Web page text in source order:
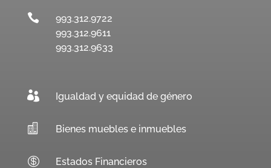

993.312.9722
993.312.9611
993.312.9633
 Igualdad y equidad de género
 Bienes muebles e inmuebles
 Estados Financieros